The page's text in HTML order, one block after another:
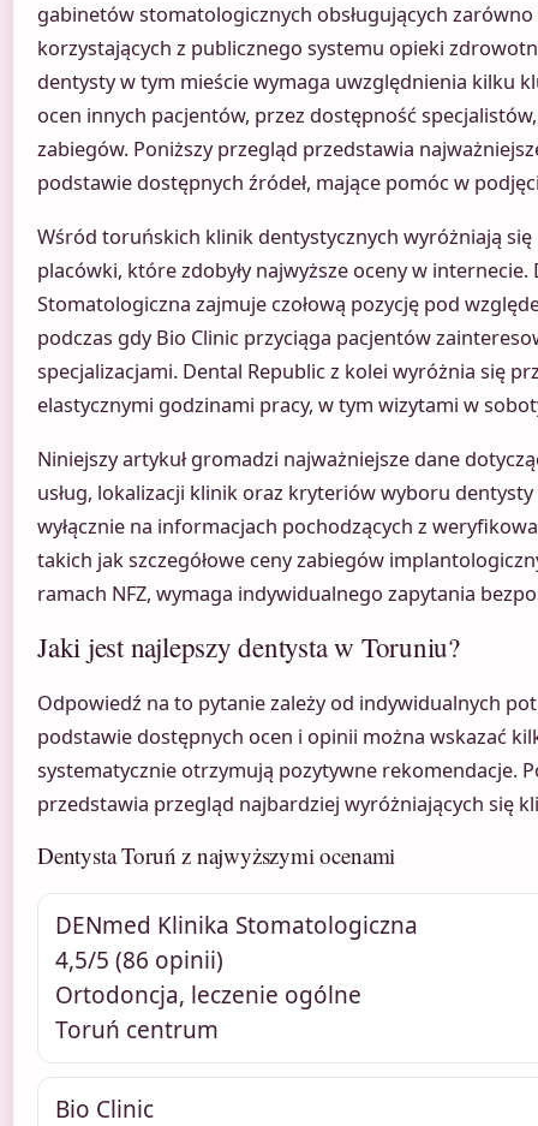
gabinetów stomatologicznych obsługujących
korzystających z publicznego systemu opieki
dentysty w tym mieście wymaga uwzględnienia kilku
ocen innych pacjentów, przez dostępność
zabiegów. Poniższy przegląd przedstawia
podstawie dostępnych źródeł, mające pomóc w
Wśród toruńskich klinik dentystycznych wyróżniają
placówki, które zdobyły najwyższe oceny w internecie.
Stomatologiczna zajmuje czołową pozycję pod
podczas gdy Bio Clinic przyciąga pacjentów
specjalizacjami. Dental Republic z kolei wyróżnia się
elastycznymi godzinami pracy, w tym wizytami w
Niniejszy artykuł gromadzi najważniejsze dane
usług, lokalizacji klinik oraz kryteriów wyboru
wyłącznie na informacjach pochodzących z
takich jak szczegółowe ceny zabiegów
ramach NFZ, wymaga indywidualnego zapytania
Jaki jest najlepszy dentysta w Toruniu?
Odpowiedź na to pytanie zależy od indywidualnych
podstawie dostępnych ocen i opinii można wskazać
systematycznie otrzymują pozytywne rekomendacje.
przedstawia przegląd najbardziej wyróżniających się
Dentysta Toruń z najwyższymi ocenami
DENmed Klinika Stomatologiczna
4,5/5 (86 opinii)
Ortodoncja, leczenie ogólne
Toruń centrum
Bio Clinic